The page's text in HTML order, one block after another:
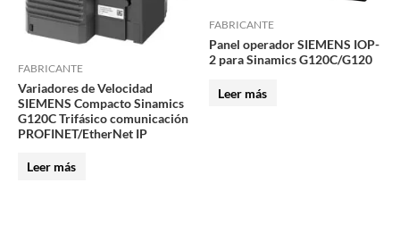
FABRICANTE
Variadores de Velocidad
SIEMENS Compacto Sinamics
G120C Trifásico comunicación
PROFINET/EtherNet IP
Leer más
FABRICANTE
Panel operador SIEMENS IOP-
2 para Sinamics G120C/G120
Leer más